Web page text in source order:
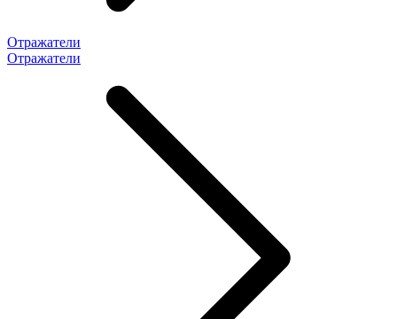
Отражатели
Отражатели